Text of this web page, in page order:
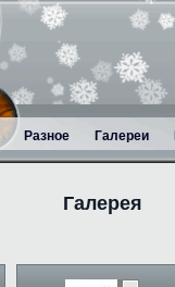
Разное Галереи
Галерея